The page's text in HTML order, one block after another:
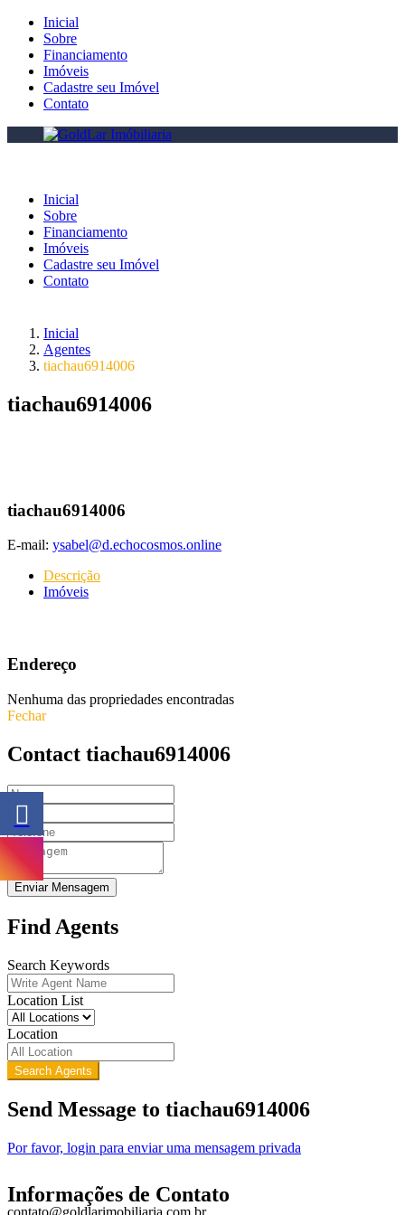
Inicial
Sobre
Financiamento
Imóveis
Cadastre seu Imóvel
Contato
Inicial
Sobre
Financiamento
Imóveis
Cadastre seu Imóvel
Contato
Inicial
Agentes
tiachau6914006
tiachau6914006
tiachau6914006
E-mail: ysabel@d.echocosmos.online
Descrição
Imóveis
Endereço
Nenhuma das propriedades encontradas
Fechar
Contact tiachau6914006
Enviar Mensagem
Find Agents
Search Keywords
Location List
Location
Search Agents
Send Message to tiachau6914006
Por favor, login para enviar uma mensagem privada
Informações de Contato